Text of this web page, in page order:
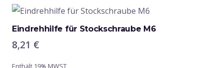
Eindrehhilfe für Stockschraube M6
8,21 €
Enthält 19% MWST